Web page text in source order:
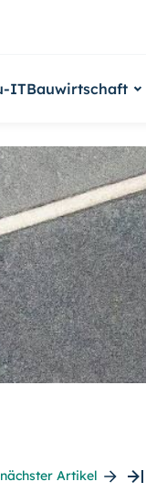
ITBauwirtschaft
nächster Artikel